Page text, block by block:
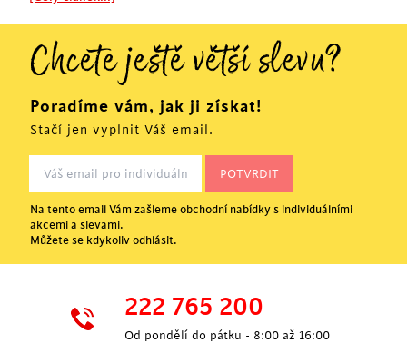
Chcete ještě větší slevu?
Poradíme vám, jak ji získat!
Stačí jen vyplnit Váš email.
Na tento email Vám zašleme obchodní nabídky s individuálními
akcemi a slevami.
Můžete se kdykoliv odhlásit.
222 765 200
Od pondělí do pátku - 8:00 až 16:00